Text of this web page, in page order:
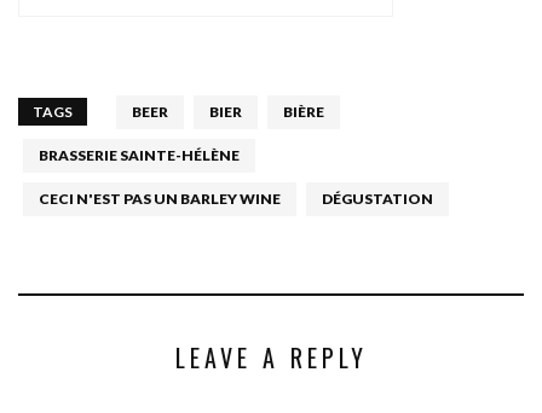
TAGS BEER BIER BIÈRE
BRASSERIE SAINTE-HÉLÈNE
CECI N'EST PAS UN BARLEY WINE DÉGUSTATION
LEAVE A REPLY